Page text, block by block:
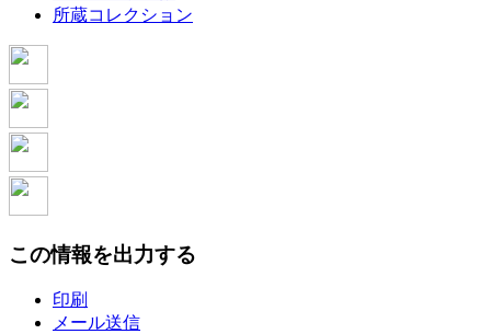
所蔵コレクション
この情報を出力する
印刷
メール送信